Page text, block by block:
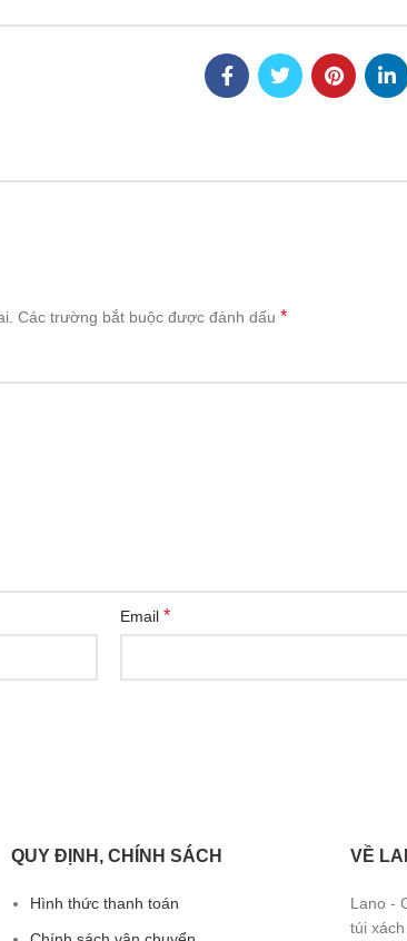
Các trường bắt buộc được đánh dấu *
Email *
QUY ĐỊNH, CHÍNH SÁCH
Hình thức thanh toán
VỀ
Lano -
túi